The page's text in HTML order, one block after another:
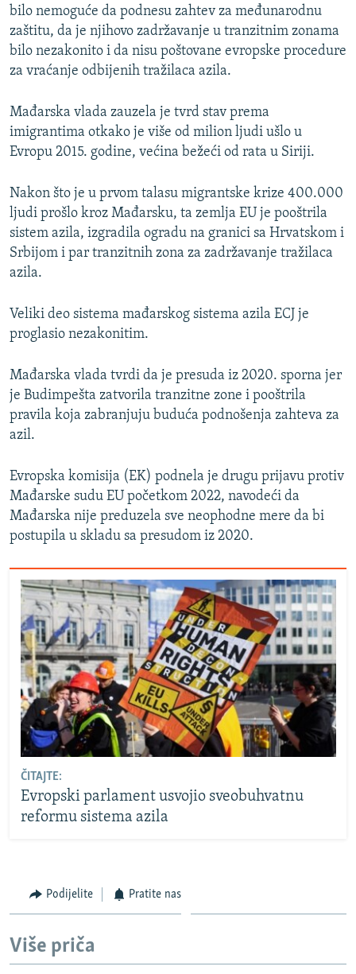
bilo nemoguće da podnesu zahtev za međunarodnu
zaštitu, da je njihovo zadržavanje u tranzitnim zonama
bilo nezakonito i da nisu poštovane evropske procedure
za vraćanje odbijenih tražilaca azila.
Mađarska vlada zauzela je tvrd stav prema
imigrantima otkako je više od milion ljudi ušlo u
Evropu 2015. godine, većina bežeći od rata u Siriji.
Nakon što je u prvom talasu migrantske krize 400.000
ljudi prošlo kroz Mađarsku, ta zemlja EU je pooštrila
sistem azila, izgradila ogradu na granici sa Hrvatskom i
Srbijom i par tranzitnih zona za zadržavanje tražilaca
azila.
Veliki deo sistema mađarskog sistema azila ECJ je
proglasio nezakonitim.
Mađarska vlada tvrdi da je presuda iz 2020. sporna jer
je Budimpešta zatvorila tranzitne zone i pooštrila
pravila koja zabranjuju buduća podnošenja zahteva za
azil.
Evropska komisija (EK) podnela je drugu prijavu protiv
Mađarske sudu EU početkom 2022, navodeći da
Mađarska nije preduzela sve neophodne mere da bi
postupila u skladu sa presudom iz 2020.
ČITAJTE:
Evropski parlament usvojio sveobuhvatnu
reformu sistema azila
Podijelite Pratite nas
Više priča